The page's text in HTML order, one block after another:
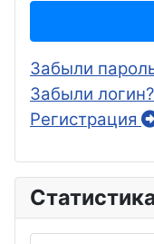
Забыли
Забыли логин?
Регистрация